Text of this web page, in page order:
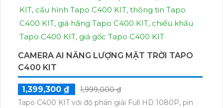
CAMERA AI NĂNG LƯỢNG MẶT TRỜI TAPO
C400 KIT
1,399,300 ₫
1,999,000 ₫
Tapo C400 KIT với độ phân giải Full HD 1080P, pin